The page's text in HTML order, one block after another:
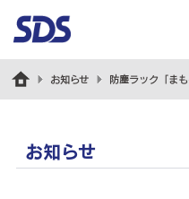
お知らせ 防塵ラック「ま
お知らせ